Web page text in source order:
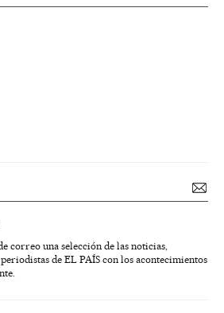
correo una selección de las noticias,
de EL PAÍS con los acontecimientos